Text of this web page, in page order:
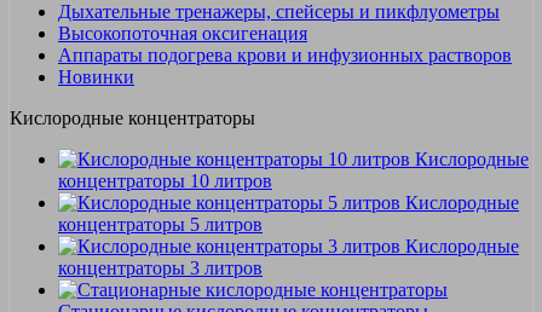
Дыхательные тренажеры, спейсеры и пикфлуометры
Высокопоточная оксигенация
Аппараты подогрева крови и инфузионных растворов
Новинки
Кислородные концентраторы
Кислородные
концентраторы 10 литров
Кислородные
концентраторы 5 литров
Кислородные
концентраторы 3 литров